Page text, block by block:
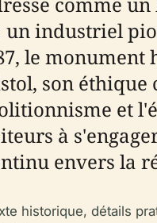
industriel
le
son
et
à
envers la
historique, détails